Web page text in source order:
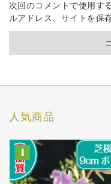
次回のコメントで使用す
ルアドレス、サイトを保
人気商品